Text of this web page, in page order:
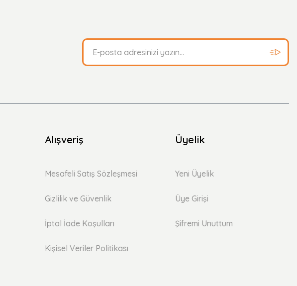
Alışveriş
Mesafeli Satış Sözleşmesi
Gizlilik ve Güvenlik
İptal İade Koşulları
Kişisel Veriler Politikası
Üyelik
Yeni Üyelik
Üye Girişi
Şifremi Unuttum